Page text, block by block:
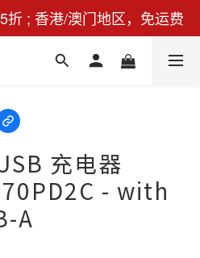
折 ; 香港/澳门地区，免运费
充电器
- with
A